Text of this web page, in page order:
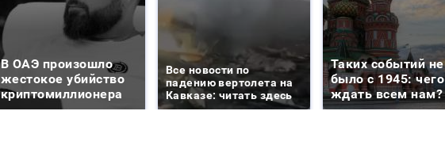
В ОАЭ произошло
жестокое убийство
криптомиллионера
Все новости по
падению вертолета на
Кавказе: читать здесь
Таких событий не
было с 1945: чего
ждать всем нам?